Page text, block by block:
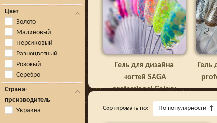
Цвет
Золото
Малиновый
Персиковый
Разноцветный
Розовый
Серебро
Страна-
производитель
Украина
Гель для дизайна
ногтей SAGA
professional Galaxy
glitter
Гель
Сортировать по: По популярности ↑